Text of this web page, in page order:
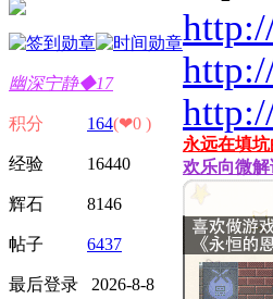
幽深宁静◆17
积分 164(❤0 )
经验 16440
辉石 8146
帖子 6437
最后登录 2026-8-8
永远在填
欢乐向微